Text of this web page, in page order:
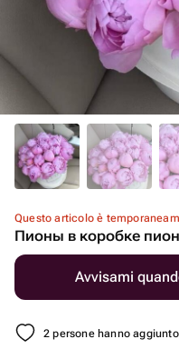
Questo articolo è
Пионы в коробке пион
Avvisami
2 persone hanno